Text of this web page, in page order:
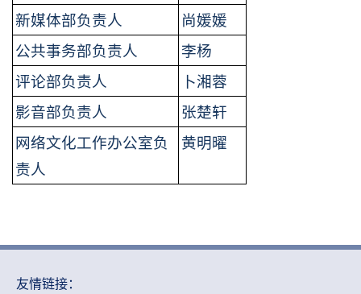
新媒体部负责人
尚媛媛
公共事务部负责人
李杨
评论部负责人
卜湘蓉
影音部负责人
张楚轩
网络文化工作办公室负
责人
黄明曜
友情链接：